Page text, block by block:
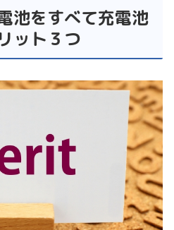
池をすべて充電池
ット３つ